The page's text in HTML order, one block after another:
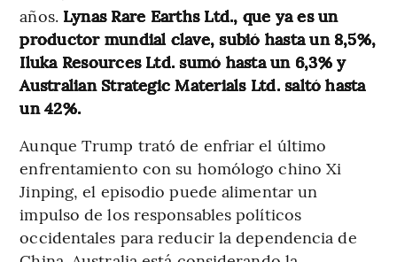
años. Lynas Rare Earths Ltd., que ya es un
productor mundial clave, subió hasta un 8,5%,
Iluka Resources Ltd. sumó hasta un 6,3% y
Australian Strategic Materials Ltd. saltó hasta
un 42%.
Aunque Trump trató de enfriar el último
enfrentamiento con su homólogo chino Xi
Jinping, el episodio puede alimentar un
impulso de los responsables políticos
occidentales para reducir la dependencia de